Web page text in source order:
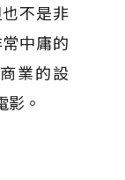
不是非
中庸的
業的設
。